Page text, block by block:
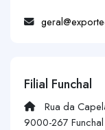
Filial Funchal
Rua da
9000-267 Funchal